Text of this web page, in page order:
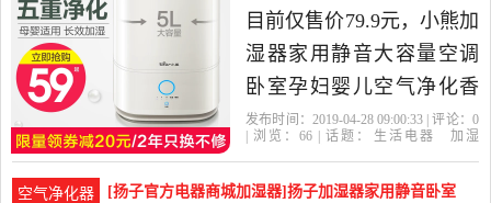
目前仅售价79.9元，小熊加
湿器家用静音大容量空调
卧室孕妇婴儿空气净化香
薰小型喷雾是2019年小熊
当中性价比很高的加湿
发布时间：2019-04-28 09:00:33 | 评论： 0
| 浏览： 66 | 话题： 生活电器
加湿
空气净化器
[扬子官方电器商城加湿器]扬子加湿器家用静音卧室